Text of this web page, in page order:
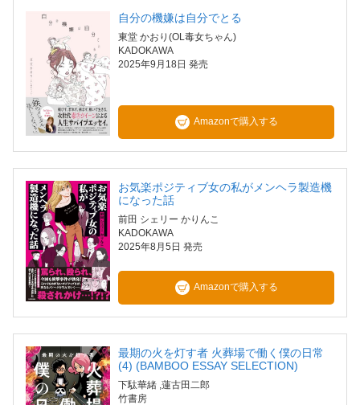
自分の機嫌は自分でとる
東堂 かおり(OL毒女ちゃん)
KADOKAWA
2025年9月18日 発売
Amazonで購入する
お気楽ポジティブ女の私がメンヘラ製造機
になった話
前田 シェリー かりんこ
KADOKAWA
2025年8月5日 発売
Amazonで購入する
最期の火を灯す者 火葬場で働く僕の日常
(4) (BAMBOO ESSAY SELECTION)
下駄華緒 ,蓮古田二郎
竹書房